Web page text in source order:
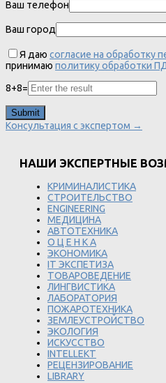
Ваш телефон
Ваш город
Я даю согласие на обработку
принимаю политику обработки
8+8=
Консультация с экспертом →
НАШИ ЭКСПЕРТНЫЕ
КРИМИНАЛИСТИКА
СТРОИТЕЛЬСТВО
ENGINEERING
МЕДИЦИНА
АВТОТЕХНИКА
О Ц Е Н К А
ЭКОНОМИКА
IT ЭКСПЕТИЗА
ТОВАРОВЕДЕНИЕ
ЛИНГВИСТИКА
ЛАБОРАТОРИЯ
ПОЖАРОТЕХНИКА
ЗЕМЛЕУСТРОЙСТВО
ЭКОЛОГИЯ
ИСКУССТВО
INTELLEKT
РЕЦЕНЗИРОВАНИЕ
LIBRARY